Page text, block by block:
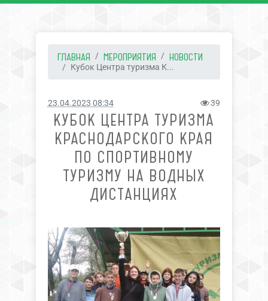
ГЛАВНАЯ МЕРОПРИЯТИЯ НОВОСТИ
Кубок Центра туризма К...
23.04.2023 08:34 39
КУБОК ЦЕНТРА ТУРИЗМА
КРАСНОДАРСКОГО КРАЯ
ПО СПОРТИВНОМУ
ТУРИЗМУ НА ВОДНЫХ
ДИСТАНЦИЯХ